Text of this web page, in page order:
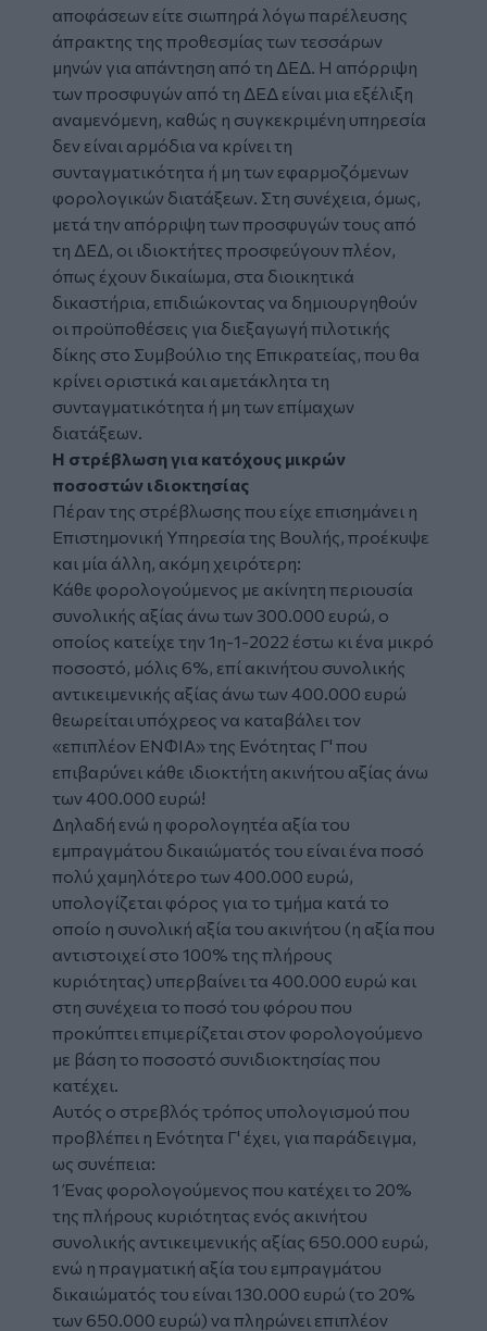
αποφάσεων είτε σιωπηρά λόγω παρέλευσης
άπρακτης της προθεσμίας των τεσσάρων
μηνών για απάντηση από τη ΔΕΔ. Η απόρριψη
των προσφυγών από τη ΔΕΔ είναι μια εξέλιξη
αναμενόμενη, καθώς η συγκεκριμένη υπηρεσία
δεν είναι αρμόδια να κρίνει τη
συνταγματικότητα ή μη των εφαρμοζόμενων
φορολογικών διατάξεων. Στη συνέχεια, όμως,
μετά την απόρριψη των προσφυγών τους από
τη ΔΕΔ, οι ιδιοκτήτες προσφεύγουν πλέον,
όπως έχουν δικαίωμα, στα διοικητικά
δικαστήρια, επιδιώκοντας να δημιουργηθούν
οι προϋποθέσεις για διεξαγωγή πιλοτικής
δίκης στο Συμβούλιο της Επικρατείας, που θα
κρίνει οριστικά και αμετάκλητα τη
συνταγματικότητα ή μη των επίμαχων
διατάξεων.
Η στρέβλωση για κατόχους μικρών
ποσοστών ιδιοκτησίας
Πέραν της στρέβλωσης που είχε επισημάνει η
Επιστημονική Υπηρεσία της Βουλής, προέκυψε
και μία άλλη, ακόμη χειρότερη:
Κάθε φορολογούμενος με ακίνητη περιουσία
συνολικής αξίας άνω των 300.000 ευρώ, ο
οποίος κατείχε την 1η-1-2022 έστω κι ένα μικρό
ποσοστό, μόλις 6%, επί ακινήτου συνολικής
αντικειμενικής αξίας άνω των 400.000 ευρώ
θεωρείται υπόχρεος να καταβάλει τον
«επιπλέον ΕΝΦΙΑ» της Ενότητας Γ' που
επιβαρύνει κάθε ιδιοκτήτη ακινήτου αξίας άνω
των 400.000 ευρώ!
Δηλαδή ενώ η φορολογητέα αξία του
εμπραγμάτου δικαιώματός του είναι ένα ποσό
πολύ χαμηλότερο των 400.000 ευρώ,
υπολογίζεται φόρος για το τμήμα κατά το
οποίο η συνολική αξία του ακινήτου (η αξία που
αντιστοιχεί στο 100% της πλήρους
κυριότητας) υπερβαίνει τα 400.000 ευρώ και
στη συνέχεια το ποσό του φόρου που
προκύπτει επιμερίζεται στον φορολογούμενο
με βάση το ποσοστό συνιδιοκτησίας που
κατέχει.
Αυτός ο στρεβλός τρόπος υπολογισμού που
προβλέπει η Ενότητα Γ' έχει, για παράδειγμα,
ως συνέπεια:
1 Ένας φορολογούμενος που κατέχει το 20%
της πλήρους κυριότητας ενός ακινήτου
συνολικής αντικειμενικής αξίας 650.000 ευρώ,
ενώ η πραγματική αξία του εμπραγμάτου
δικαιώματός του είναι 130.000 ευρώ (το 20%
των 650.000 ευρώ) να πληρώνει επιπλέον